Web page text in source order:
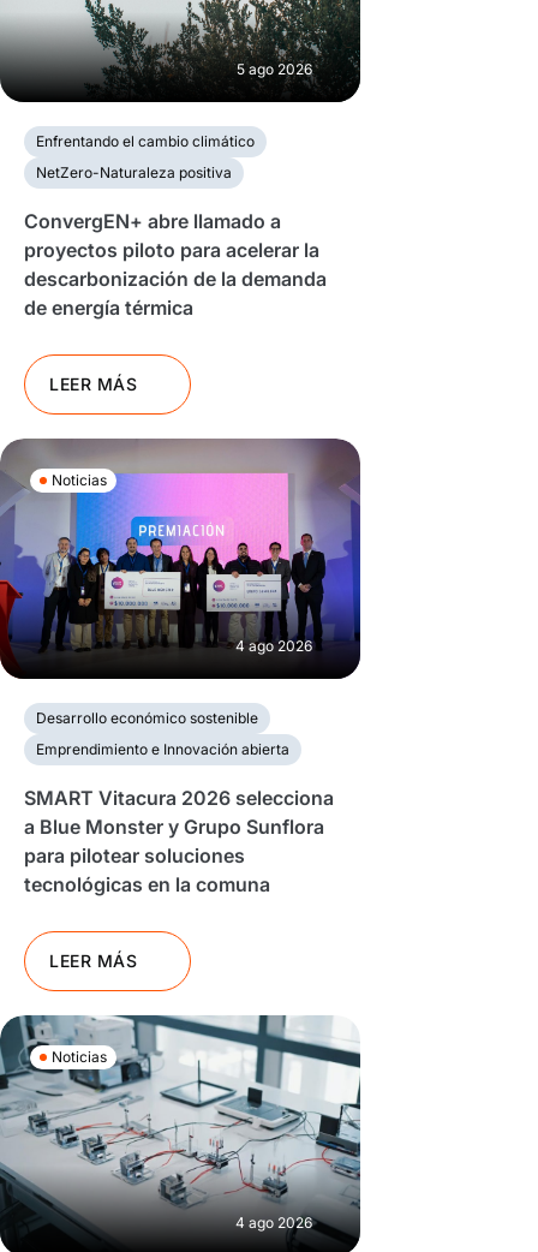
5 ago 2026
Enfrentando el cambio climático
NetZero-Naturaleza positiva
ConvergEN+ abre llamado a
proyectos piloto para acelerar la
descarbonización de la demanda
de energía térmica
LEER MÁS
Noticias
4 ago 2026
Desarrollo económico sostenible
Emprendimiento e Innovación abierta
SMART Vitacura 2026 selecciona
a Blue Monster y Grupo Sunflora
para pilotear soluciones
tecnológicas en la comuna
LEER MÁS
Noticias
4 ago 2026